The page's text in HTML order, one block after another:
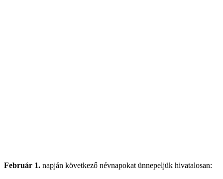
Február 1. napján következő névnapokat ünnepeljük hivatalosan: